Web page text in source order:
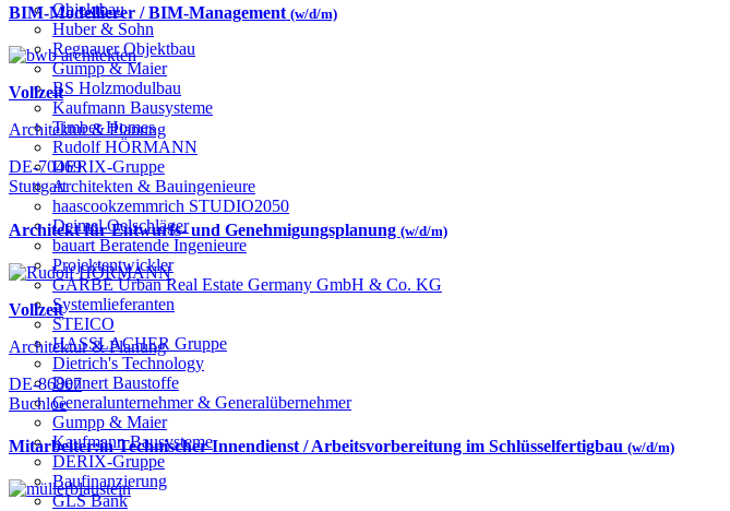
Objektbau
Huber & Sohn
Regnauer Objektbau
Gumpp & Maier
BS Holzmodulbau
Kaufmann Bausysteme
Timber Homes
Rudolf HÖRMANN
DERIX-Gruppe
Architekten & Bauingenieure
haascookzemmrich STUDIO2050
Deimel Oelschläger
bauart Beratende Ingenieure
Projektentwickler
GARBE Urban Real Estate Germany GmbH & Co. KG
Systemlieferanten
STEICO
HASSLACHER Gruppe
Dietrich's Technology
Dennert Baustoffe
Generalunternehmer & Generalübernehmer
Gumpp & Maier
Kaufmann Bausysteme
DERIX-Gruppe
Baufinanzierung
GLS Bank
BIM-Modellierer / BIM-Management (w/d/m)
Vollzeit
Architektur & Planung
DE-70469
Stuttgart
Architekt für Entwurfs- und Genehmigungsplanung (w/d/m)
Vollzeit
Architektur & Planung
DE-86807
Buchloe
Mitarbeiter:in Technischer Innendienst / Arbeitsvorbereitung im Schlüsselfertigbau (w/d/m)